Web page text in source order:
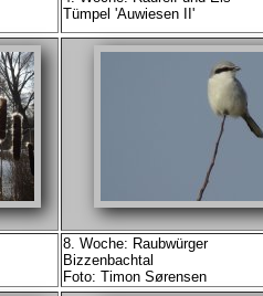
Tümpel 'Auwiesen II'
8. Woche: Raubwürger
Bizzenbachtal
Foto: Timon Sørensen